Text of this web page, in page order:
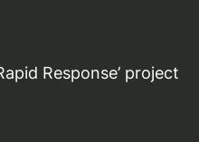
Response’ project